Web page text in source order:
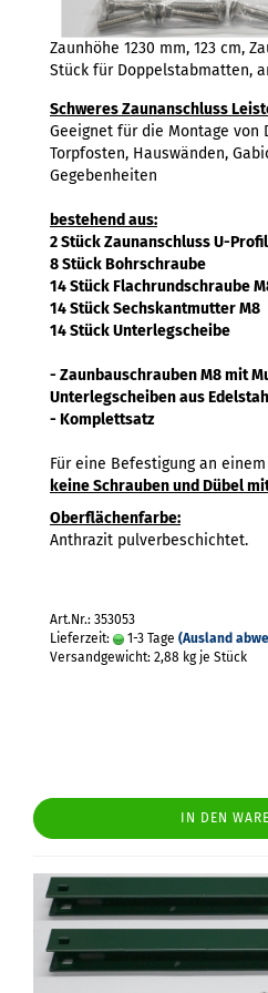
Zaunhöhe 1230 mm, 123 cm,
Stück für Doppelstabmatten,
Schweres Zaunanschluss
Geeignet für die Montage von
Torpfosten, Hauswänden,
Gegebenheiten
bestehend aus:
2 Stück Zaunanschluss U-
8 Stück Bohrschraube
14 Stück Flachrundschraube
14 Stück Sechskantmutter M8
14 Stück Unterlegscheibe
- Zaunbauschrauben M8 mit
Unterlegscheiben aus
- Komplettsatz
Für eine Befestigung an
keine Schrauben und Dübel
Oberflächenfarbe:
Anthrazit pulverbeschichtet.
Art.Nr.: 353053
Lieferzeit:
1-3 Tage (Ausland
Versandgewicht: 2,88 kg je Stück
IN DEN